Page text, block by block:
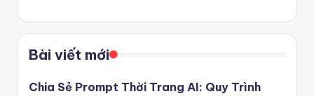
Bài viết mới
Chia Sẻ Prompt Thời Trang AI: Quy Trình